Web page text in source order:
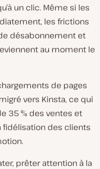
un clic. Même si les
les frictions
désabonnement et
au moment le
de pages
vers Kinsta, ce qui
35 % des ventes et
fidélisation des clients
prêter attention à la